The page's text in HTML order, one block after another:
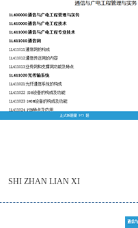
SHI ZHAN LIAN XI